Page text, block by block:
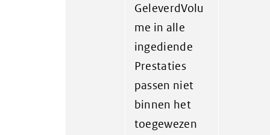
GeleverdVolu
me in alle
ingediende
Prestaties
passen niet
binnen het
toegewezen